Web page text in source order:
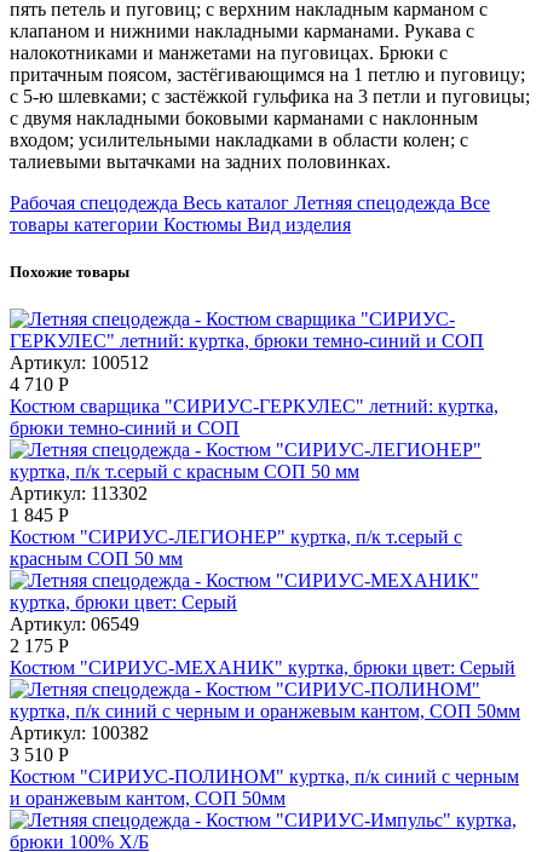
пять петель и пуговиц; с верхним накладным карманом с
клапаном и нижними накладными карманами. Рукава с
налокотниками и манжетами на пуговицах. Брюки с
притачным поясом, застёгивающимся на 1 петлю и пуговицу;
с 5-ю шлевками; с застёжкой гульфика на 3 петли и пуговицы;
с двумя накладными боковыми карманами с наклонным
входом; усилительными накладками в области колен; с
талиевыми вытачками на задних половинках.
Рабочая спецодежда Весь каталог Летняя спецодежда Все
товары категории Костюмы Вид изделия
Похожие товары
Артикул: 100512
4 710 Р
Костюм сварщика "СИРИУС-ГЕРКУЛЕС" летний: куртка,
брюки темно-синий и СОП
Артикул: 113302
1 845 Р
Костюм "СИРИУС-ЛЕГИОНЕР" куртка, п/к т.серый с
красным СОП 50 мм
Артикул: 06549
2 175 Р
Костюм "СИРИУС-МЕХАНИК" куртка, брюки цвет: Серый
Артикул: 100382
3 510 Р
Костюм "СИРИУС-ПОЛИНОМ" куртка, п/к синий с черным
и оранжевым кантом, СОП 50мм